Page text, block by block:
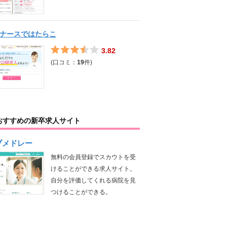
ナースではたらこ
3.82
(口コミ：19件)
すすめの新卒求人サイト
メドレー
無料の会員登録でスカウトを受
けることができる求人サイト。
自分を評価してくれる病院を見
つけることができる。